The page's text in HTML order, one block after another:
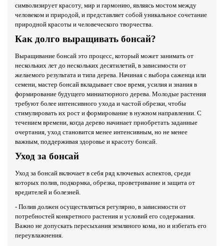
символизирует красоту, мир и гармонию, являясь мостом между
человеком и природой, и представляет собой уникальное сочетание
природной красоты и человеческого творчества.
Как долго выращивать бонсай?
Выращивание бонсай это процесс, который может занимать от
нескольких лет до нескольких десятилетий, в зависимости от
желаемого результата и типа дерева. Начиная с выбора саженца или
семени, мастер бонсай вкладывает свое время, усилия и знания в
формирование будущего миниатюрного дерева. Молодые растения
требуют более интенсивного ухода и частой обрезки, чтобы
стимулировать их рост и формирование в нужном направлении. С
течением времени, когда дерево начинает приобретать заданные
очертания, уход становится менее интенсивным, но не менее
важным, поддерживая здоровье и красоту бонсай.
Уход за бонсай
Уход за бонсай включает в себя ряд ключевых аспектов, среди
которых полив, подкормка, обрезка, проветривание и защита от
вредителей и болезней.
- Полив должен осуществляться регулярно, в зависимости от
потребностей конкретного растения и условий его содержания.
Важно не допускать пересыхания земляного кома, но и избегать его
переувлажнения.